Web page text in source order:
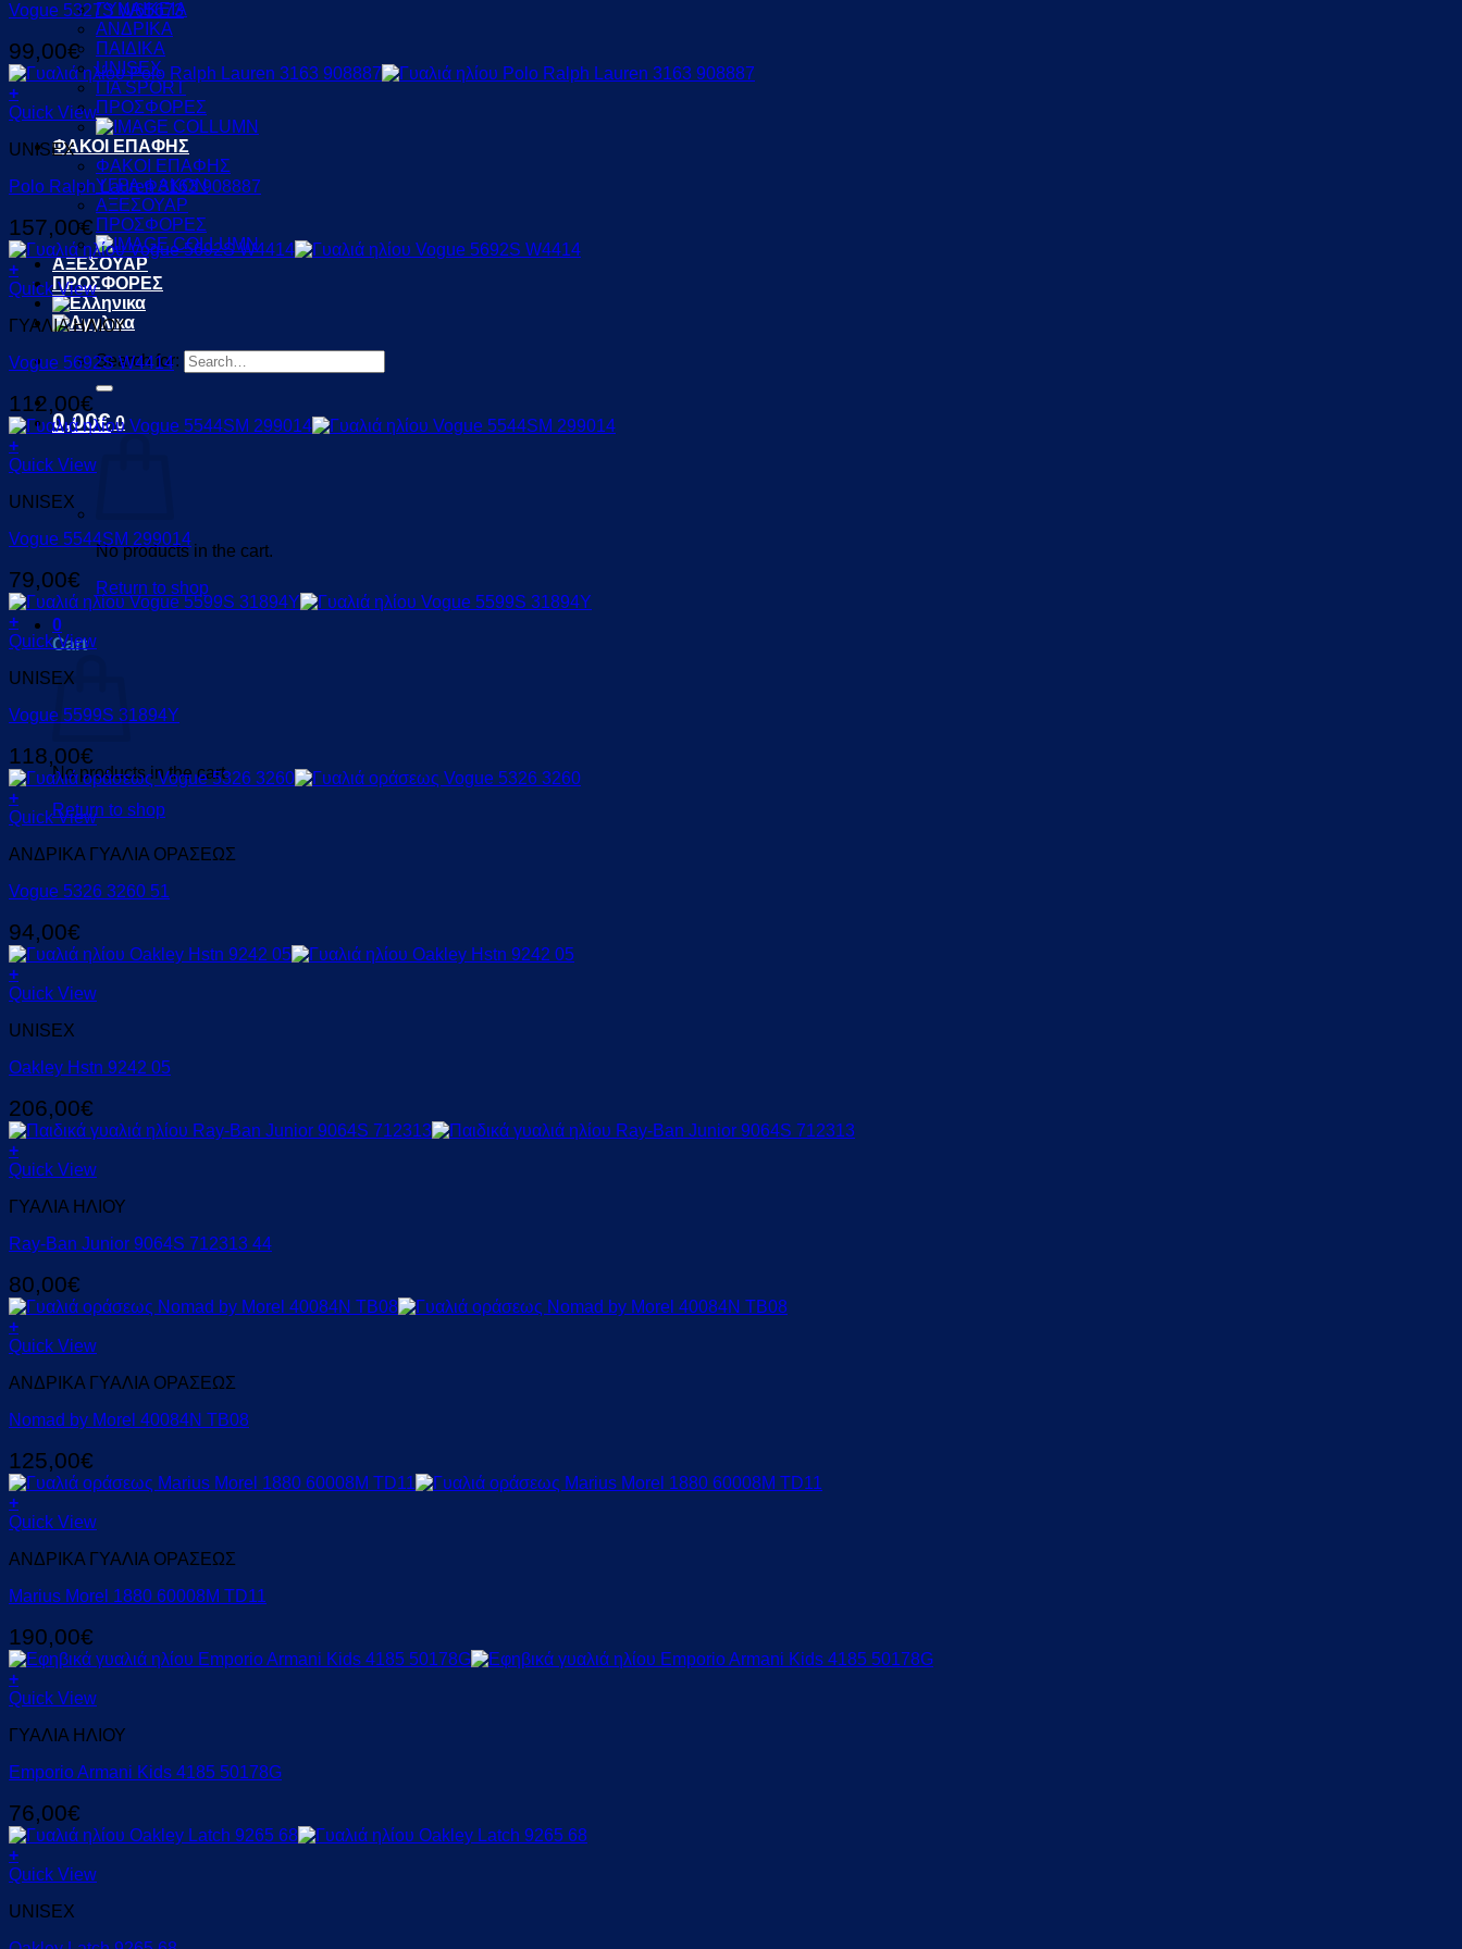
ΓΥΝΑΙΚΕΙΑ
ΑΝΔΡΙΚΑ
ΠΑΙΔΙΚΑ
UNISEX
ΓΙΑ SPORT
ΠΡΟΣΦΟΡΕΣ
ΦΑΚΟΙ ΕΠΑΦΗΣ
ΦΑΚΟΙ ΕΠΑΦΗΣ
ΥΓΡΑ ΦΑΚΩΝ
ΑΞΕΣΟΥΑΡ
ΠΡΟΣΦΟΡΕΣ
ΑΞΕΣΟΥΑΡ
ΠΡΟΣΦΟΡΕΣ
Search for:
0,00€ 0
No products in the cart.
Return to shop
0
Cart
No products in the cart.
Return to shop
Vogue 5327S W65673
99,00€
+
Quick View
UNISEX
Polo Ralph Lauren 3163 908887
157,00€
+
Quick View
ΓΥΑΛΙΑ ΗΛΙΟΥ
Vogue 5692S W4414
112,00€
+
Quick View
UNISEX
Vogue 5544SM 299014
79,00€
+
Quick View
UNISEX
Vogue 5599S 31894Y
118,00€
+
Quick View
ΑΝΔΡΙΚΑ ΓΥΑΛΙΑ ΟΡΑΣΕΩΣ
Vogue 5326 3260 51
94,00€
+
Quick View
UNISEX
Oakley Hstn 9242 05
206,00€
+
Quick View
ΓΥΑΛΙΑ ΗΛΙΟΥ
Ray-Ban Junior 9064S 712313 44
80,00€
+
Quick View
ΑΝΔΡΙΚΑ ΓΥΑΛΙΑ ΟΡΑΣΕΩΣ
Nomad by Morel 40084N TB08
125,00€
+
Quick View
ΑΝΔΡΙΚΑ ΓΥΑΛΙΑ ΟΡΑΣΕΩΣ
Marius Morel 1880 60008M TD11
190,00€
+
Quick View
ΓΥΑΛΙΑ ΗΛΙΟΥ
Emporio Armani Kids 4185 50178G
76,00€
+
Quick View
UNISEX